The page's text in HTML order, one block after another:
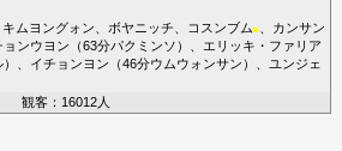
キムヨングォン ボヤニッチ コスンブム■、 カンサン
ョンウヨン （63分パクミンソ ）、 エリッキ・ファリア
）、 イチョンヨン （46分ウムウォンサン ）、
ユンジェ
観客：16012人